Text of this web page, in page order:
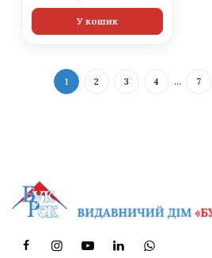
У кошик
1 2 3 4 … 7